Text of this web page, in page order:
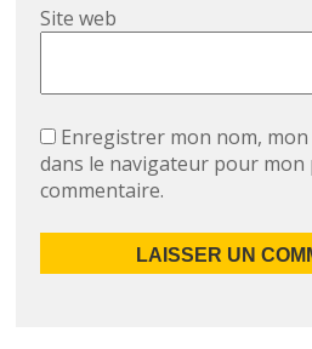
Site web
Enregistrer mon nom,
dans le navigateur pour mon
commentaire.